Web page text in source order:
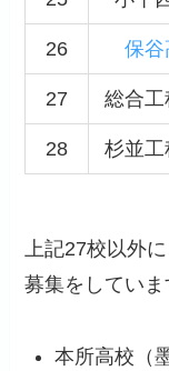
26 保谷
27 総合
28 杉並
上記27校以外
募集をしていま
本所高校（